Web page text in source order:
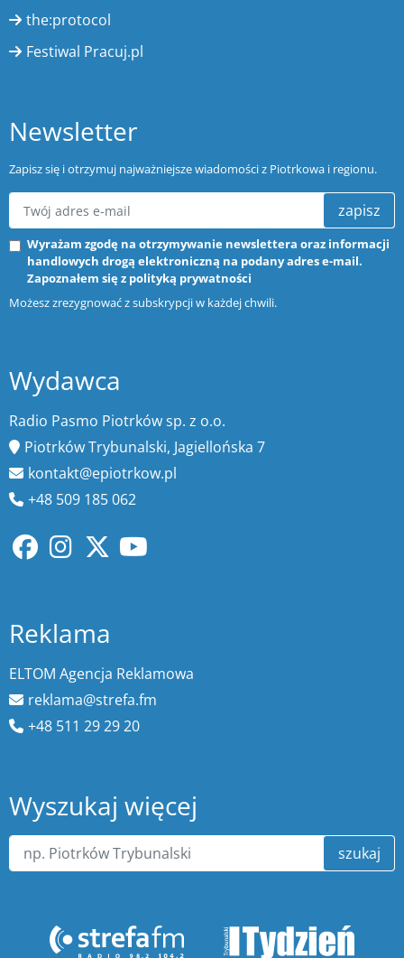
the:protocol
Festiwal Pracuj.pl
Newsletter
Zapisz się i otrzymuj najważniejsze wiadomości z Piotrkowa i regionu.
zapisz
Wyrażam zgodę na otrzymywanie newslettera oraz informacji
handlowych drogą elektroniczną na podany adres e-mail.
Zapoznałem się z polityką prywatności
Możesz zrezygnować z subskrypcji w każdej chwili.
Wydawca
Radio Pasmo Piotrków sp. z o.o.
Piotrków Trybunalski, Jagiellońska 7
kontakt@epiotrkow.pl
+48 509 185 062
Reklama
ELTOM Agencja Reklamowa
reklama@strefa.fm
+48 511 29 29 20
Wyszukaj więcej
szukaj